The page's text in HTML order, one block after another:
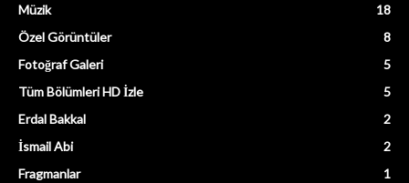
Müzik
18
Özel Görüntüler
8
Fotoğraf Galeri
5
Tüm Bölümleri HD İzle
5
Erdal Bakkal
2
İsmail Abi
2
Fragmanlar
1